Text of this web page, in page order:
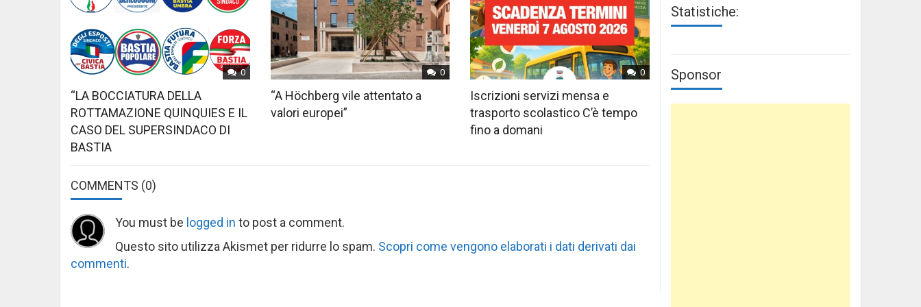
0
“LA BOCCIATURA DELLA
ROTTAMAZIONE QUINQUIES E IL
CASO DEL SUPERSINDACO DI
BASTIA
0
“A Höchberg vile attentato a
valori europei”
0
Iscrizioni servizi mensa e
trasporto scolastico C’è tempo
fino a domani
COMMENTS (0)
You must be logged in to post a comment.
Questo sito utilizza Akismet per ridurre lo spam. Scopri come vengono elaborati i dati derivati dai
commenti.
Statistiche:
Sponsor